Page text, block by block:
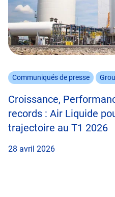
Communiqués de presse
Croissance,
records : Air Liquide
trajectoire au T1 2026
28 avril 2026